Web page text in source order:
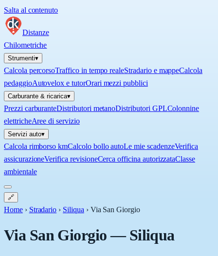
Salta al contenuto
Distanze
Chilometriche
Strumenti▾
Calcola percorsoTraffico in tempo realeStradario e mappeCalcola
pedaggioAutovelox e tutorOrari mezzi pubblici
Carburante & ricarica▾
Prezzi carburanteDistributori metanoDistributori GPLColonnine
elettricheAree di servizio
Servizi auto▾
Calcola rimborso kmCalcolo bollo autoLe mie scadenzeVerifica
assicurazioneVerifica revisioneCerca officina autorizzataClasse
ambientale
🔗
Home › Stradario › Siliqua › Via San Giorgio
Via San Giorgio—Siliqua